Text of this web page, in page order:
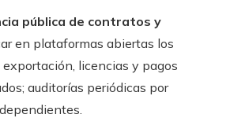
pública de contratos y
en plataformas abiertas los
licencias y pagos
auditorías periódicas por